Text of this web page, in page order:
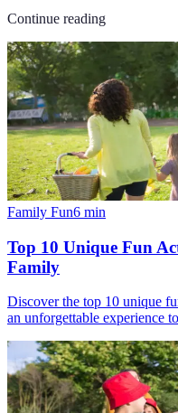
Continue reading
Family Fun6 min
Top 10 Unique Fun
Family
Discover the top 10 unique
an unforgettable experience